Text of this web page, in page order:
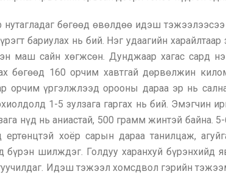
нутагладаг бөгөөд өвөлдөө идэш
бариулах нь бий. Нэг удаагийн
маш сайн хөгжсөн. Дунджаар хагас сард
бөгөөд 160 орчим хавтгай дөрвөлжин
орчим үргэлжлээд орооны дараа эр нь
1-5 зулзага гаргах нь бий. Эмэгчин
нүд нь аниастай, 500 грамм жинтэй байна.
хоёр сарын дараа танилцаж,
бүрэн шилждэг. Голдуу харанхуй бүрэнхийд
Идэш тэжээл хомсдвол гэрийн